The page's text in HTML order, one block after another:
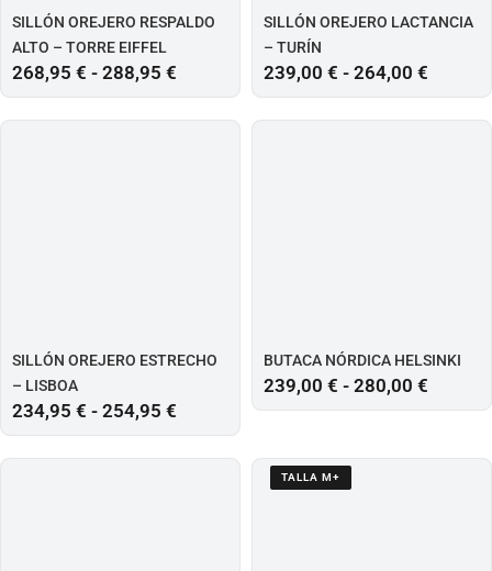
SILLÓN OREJERO RESPALDO
ALTO – TORRE EIFFEL
268,95 € - 288,95 €
SILLÓN OREJERO LACTANCIA
– TURÍN
239,00 € - 264,00 €
SILLÓN OREJERO ESTRECHO
– LISBOA
234,95 € - 254,95 €
BUTACA NÓRDICA HELSINKI
239,00 € - 280,00 €
TALLA M+